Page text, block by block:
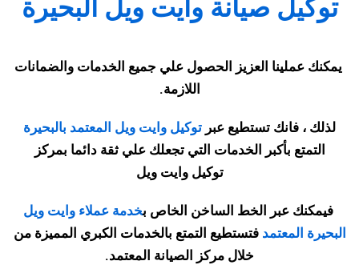
توكيل صيانة وايت ويل البحيرة
يمكنك عملينا العزيز الحصول علي جميع الخدمات والضمانات
اللازمة.
لذلك ، فانك تستطيع عبر توكيل وايت ويل المعتمد بالبحيرة
التمتع بأكبر الخدمات التي تجعلك علي ثقة دائما بمركز
توكيل وايت ويل
فيمكنك عبر الخط الساخن الخاص بخدمة عملاء وايت ويل
البحيرة المعتمد فتستطيع التمتع بالخدمات الكبري المميزة من
خلال مركز الصيانة المعتمد.